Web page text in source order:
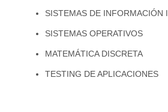
SISTEMAS DE INFORMACIÓN II
SISTEMAS OPERATIVOS
MATEMÁTICA DISCRETA
TESTING DE APLICACIONES